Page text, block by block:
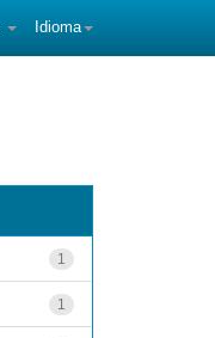
Idioma
1
1